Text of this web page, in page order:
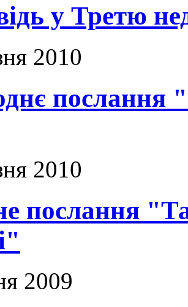
у Третю
2010
послання
2010
послання
2009